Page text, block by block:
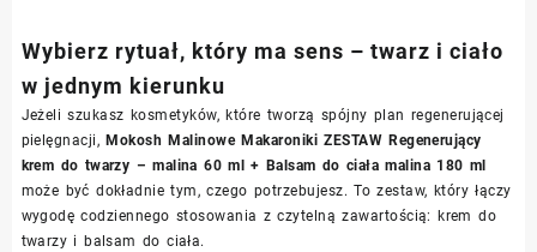
Wybierz rytuał, który ma sens – twarz i ciało
w jednym kierunku
Jeżeli szukasz kosmetyków, które tworzą spójny plan regenerującej
pielęgnacji, Mokosh Malinowe Makaroniki ZESTAW Regenerujący
krem do twarzy – malina 60 ml + Balsam do ciała malina 180 ml
może być dokładnie tym, czego potrzebujesz. To zestaw, który łączy
wygodę codziennego stosowania z czytelną zawartością: krem do
twarzy i balsam do ciała.